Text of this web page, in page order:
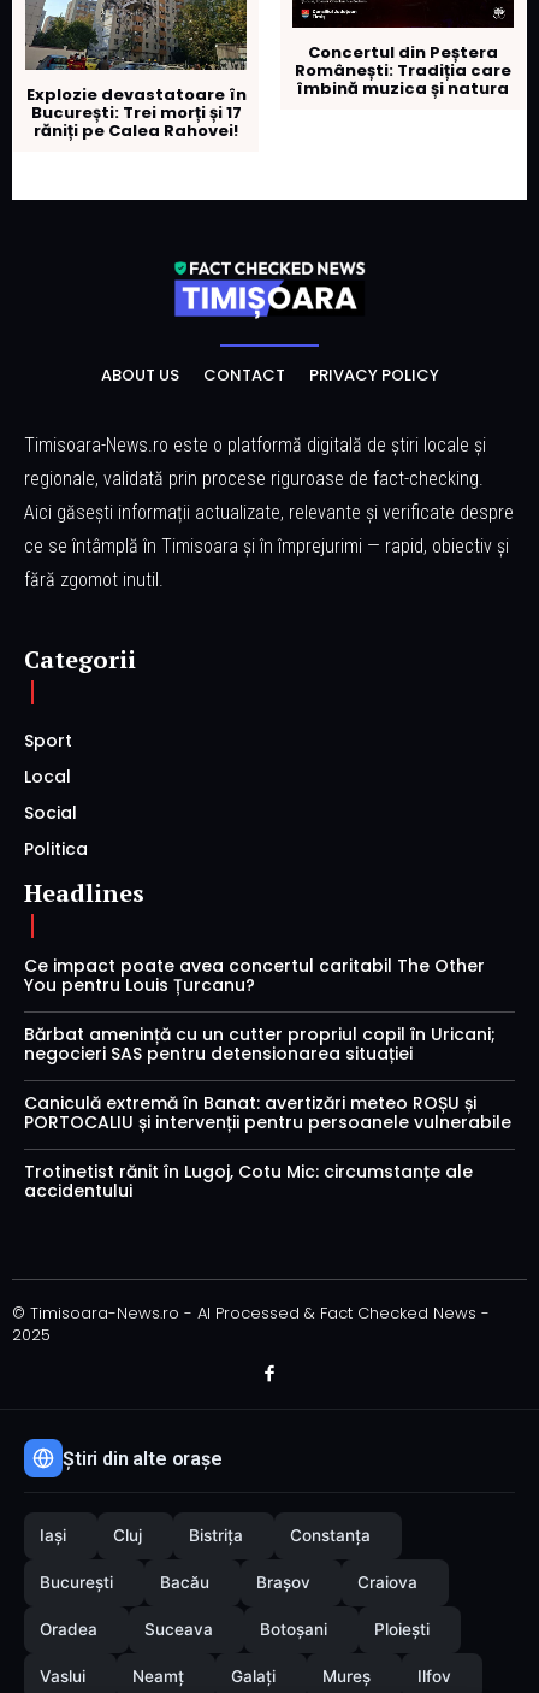
Explozie devastatoare în
București: Trei morți și 17
răniți pe Calea Rahovei!
Concertul din Peștera
Românești: Tradiția care
îmbină muzica și natura
ABOUT US CONTACT PRIVACY POLICY
Timisoara-News.ro este o platformă digitală de știri locale și
regionale, validată prin procese riguroase de fact-checking.
Aici găsești informații actualizate, relevante și verificate despre
ce se întâmplă în Timisoara și în împrejurimi — rapid, obiectiv și
fără zgomot inutil.
Categorii
Sport
Local
Social
Politica
Headlines
Ce impact poate avea concertul caritabil The Other
You pentru Louis Țurcanu?
Bărbat amenință cu un cutter propriul copil în Uricani;
negocieri SAS pentru detensionarea situației
Caniculă extremă în Banat: avertizări meteo ROȘU și
PORTOCALIU și intervenții pentru persoanele vulnerabile
Trotinetist rănit în Lugoj, Cotu Mic: circumstanțe ale
accidentului
© Timisoara-News.ro - AI Processed & Fact Checked News -
2025
Știri din alte orașe
Iași Cluj Bistrița Constanța
București Bacău Brașov Craiova
Oradea Suceava Botoșani Ploiești
Vaslui Neamț Galați Mureș Ilfov